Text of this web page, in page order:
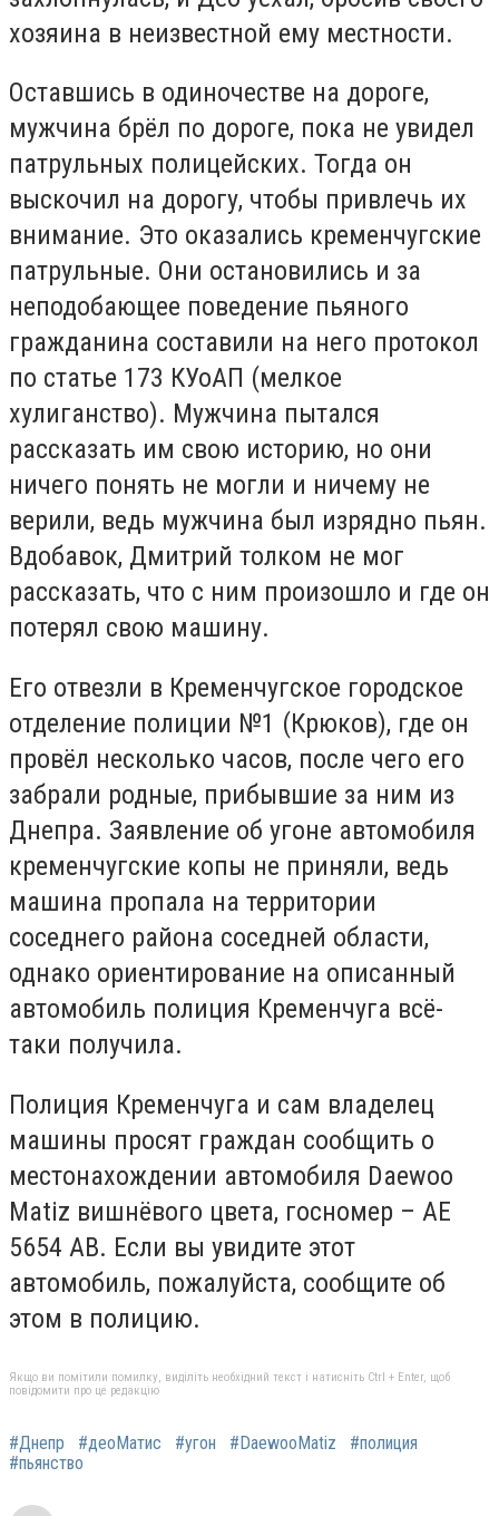
хозяина в неизвестной ему местности.
Оставшись в одиночестве на дороге,
мужчина брёл по дороге, пока не увидел
патрульных полицейских. Тогда он
выскочил на дорогу, чтобы привлечь их
внимание. Это оказались кременчугские
патрульные. Они остановились и за
неподобающее поведение пьяного
гражданина составили на него протокол
по статье 173 КУоАП (мелкое
хулиганство). Мужчина пытался
рассказать им свою историю, но они
ничего понять не могли и ничему не
верили, ведь мужчина был изрядно пьян.
Вдобавок, Дмитрий толком не мог
рассказать, что с ним произошло и где он
потерял свою машину.
Его отвезли в Кременчугское городское
отделение полиции №1 (Крюков), где он
провёл несколько часов, после чего его
забрали родные, прибывшие за ним из
Днепра. Заявление об угоне автомобиля
кременчугские копы не приняли, ведь
машина пропала на территории
соседнего района соседней области,
однако ориентирование на описанный
автомобиль полиция Кременчуга всё-
таки получила.
Полиция Кременчуга и сам владелец
машины просят граждан сообщить о
местонахождении автомобиля Daewoo
Matiz вишнёвого цвета, госномер – АЕ
5654 АВ. Если вы увидите этот
автомобиль, пожалуйста, сообщите об
этом в полицию.
Якщо ви помітили помилку, виділіть необхідний текст і натисніть Ctrl + Enter, щоб
повідомити про це редакцію
#Днепр #деоМатис #угон #DaewooMatiz
#полиция
#пьянство